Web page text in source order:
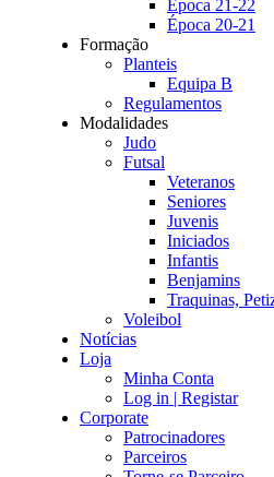
Época 21-22
Época 20-21
Formação
Planteis
Equipa B
Regulamentos
Modalidades
Judo
Futsal
Veteranos
Seniores
Juvenis
Iniciados
Infantis
Benjamins
Traquinas,
Voleibol
Notícias
Loja
Minha Conta
Log in | Registar
Corporate
Patrocinadores
Parceiros